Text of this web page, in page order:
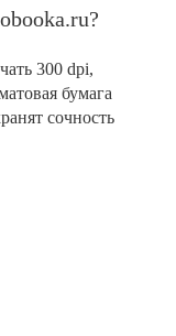
300 dpi,
бумага
сочность